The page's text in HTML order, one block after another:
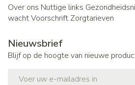
Over ons Nuttige links
wachtVoorschrift Zorgtarieven
Nieuwsbrief
Blijf op de hoogte van nieuwe